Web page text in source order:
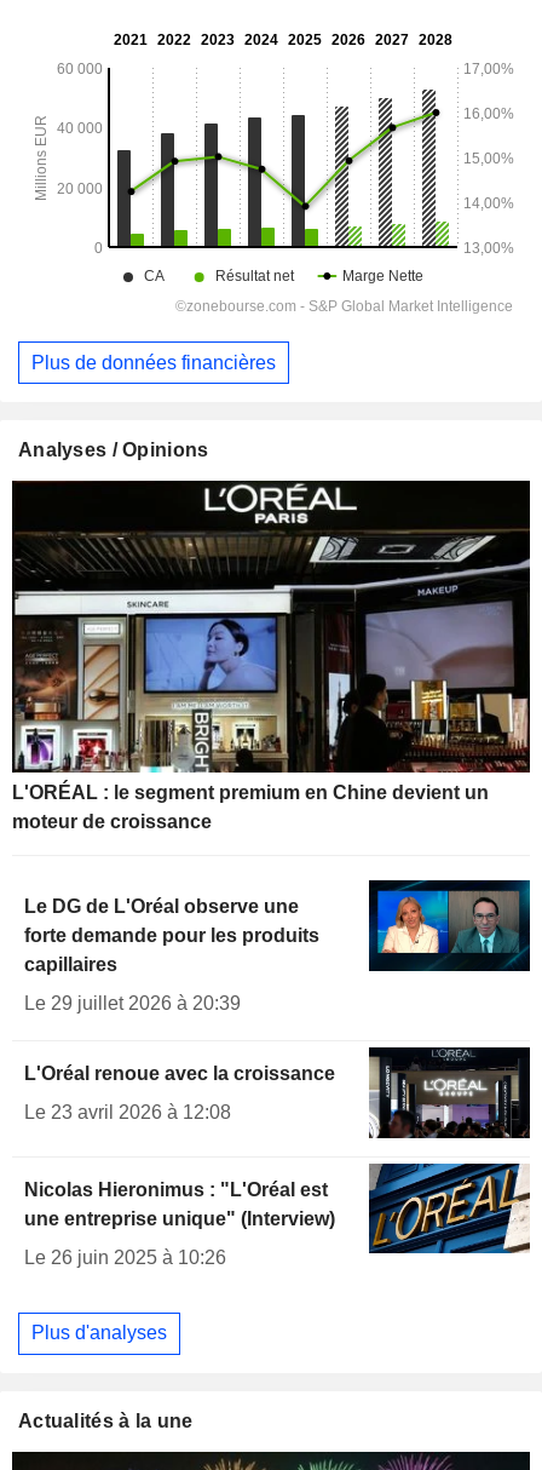
Plus de données financières
Analyses / Opinions
L'ORÉAL : le segment premium en Chine devient un
moteur de croissance
Le DG de L'Oréal observe une
forte demande pour les produits
capillaires
Le 29 juillet 2026 à 20:39
L'Oréal renoue avec la croissance
Le 23 avril 2026 à 12:08
Nicolas Hieronimus : "L'Oréal est
une entreprise unique" (Interview)
Le 26 juin 2025 à 10:26
Plus d'analyses
Actualités à la une